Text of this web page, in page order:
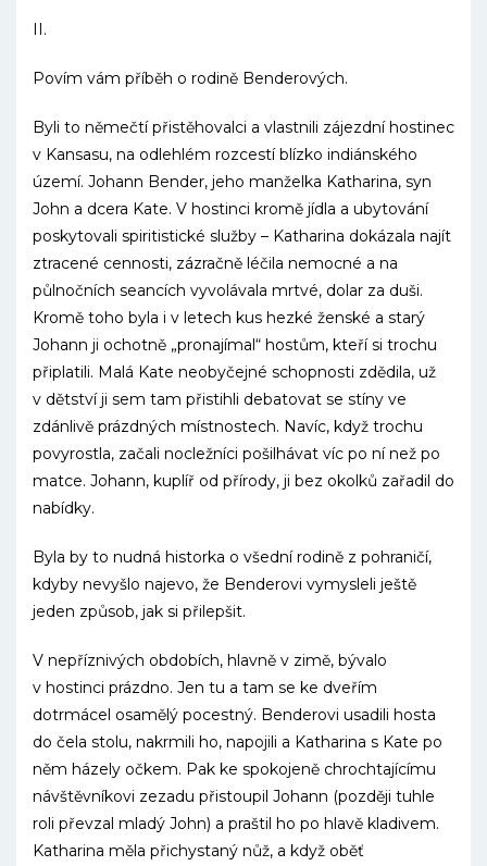
II.
Povím vám příběh o rodině Benderových.
Byli to němečtí přistěhovalci a vlastnili zájezdní hostinec
v Kansasu, na odlehlém rozcestí blízko indiánského
území. Johann Bender, jeho manželka Katharina, syn
John a dcera Kate. V hostinci kromě jídla a ubytování
poskytovali spiritistické služby – Katharina dokázala najít
ztracené cennosti, zázračně léčila nemocné a na
půlnočních seancích vyvolávala mrtvé, dolar za duši.
Kromě toho byla i v letech kus hezké ženské a starý
Johann ji ochotně „pronajímal“ hostům, kteří si trochu
připlatili. Malá Kate neobyčejné schopnosti zdědila, už
v dětství ji sem tam přistihli debatovat se stíny ve
zdánlivě prázdných místnostech. Navíc, když trochu
povyrostla, začali nocležníci pošilhávat víc po ní než po
matce. Johann, kuplíř od přírody, ji bez okolků zařadil do
nabídky.
Byla by to nudná historka o všední rodině z pohraničí,
kdyby nevyšlo najevo, že Benderovi vymysleli ještě
jeden způsob, jak si přilepšit.
V nepříznivých obdobích, hlavně v zimě, bývalo
v hostinci prázdno. Jen tu a tam se ke dveřím
dotrmácel osamělý pocestný. Benderovi usadili hosta
do čela stolu, nakrmili ho, napojili a Katharina s Kate po
něm házely očkem. Pak ke spokojeně chrochtajícímu
návštěvníkovi zezadu přistoupil Johann (později tuhle
roli převzal mladý John) a praštil ho po hlavě kladivem.
Katharina měla přichystaný nůž, a když oběť